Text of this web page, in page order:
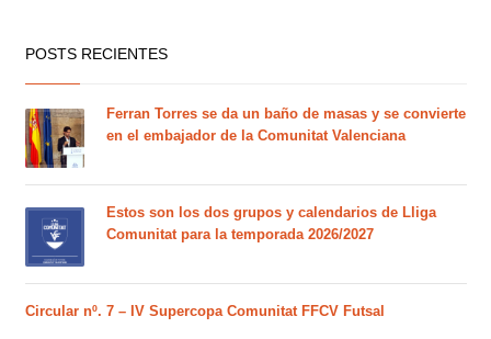
POSTS RECIENTES
Ferran Torres se da un baño de masas y se convierte
en el embajador de la Comunitat Valenciana
Estos son los dos grupos y calendarios de Lliga
Comunitat para la temporada 2026/2027
Circular nº. 7 – IV Supercopa Comunitat FFCV Futsal